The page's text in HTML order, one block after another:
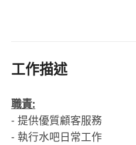
工作描述
職責:
- 提供優質顧客服務
- 執行水吧日常工作